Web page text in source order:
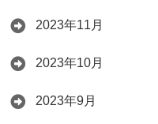
2023年11月
2023年10月
2023年9月